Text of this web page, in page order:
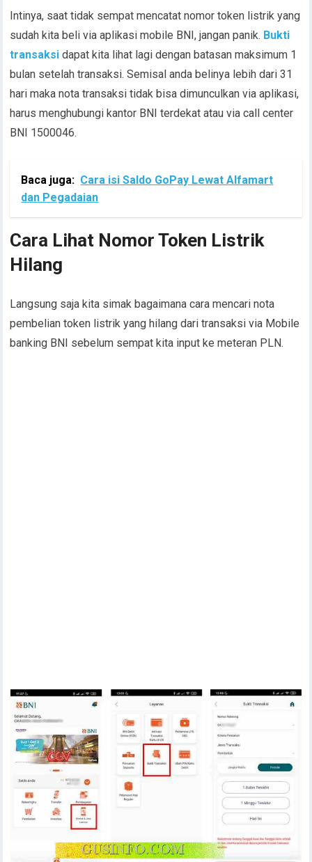
Intinya, saat tidak sempat mencatat nomor token listrik yang
sudah kita beli via aplikasi mobile BNI, jangan panik. Bukti
transaksi dapat kita lihat lagi dengan batasan maksimum 1
bulan setelah transaksi. Semisal anda belinya lebih dari 31
hari maka nota transaksi tidak bisa dimunculkan via aplikasi,
harus menghubungi kantor BNI terdekat atau via call center
BNI 1500046.
Baca juga: Cara isi Saldo GoPay Lewat Alfamart
dan Pegadaian
Cara Lihat Nomor Token Listrik
Hilang
Langsung saja kita simak bagaimana cara mencari nota
pembelian token listrik yang hilang dari transaksi via Mobile
banking BNI sebelum sempat kita input ke meteran PLN.